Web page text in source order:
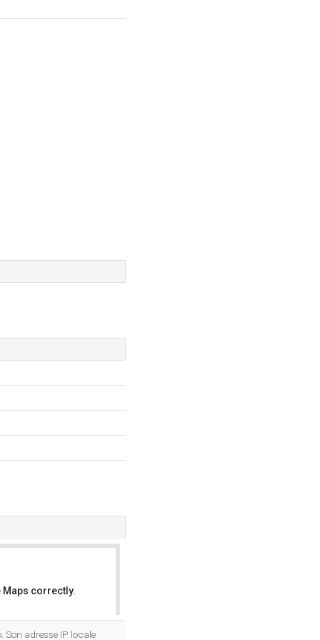
Maps correctly.
Son adresse IP locale